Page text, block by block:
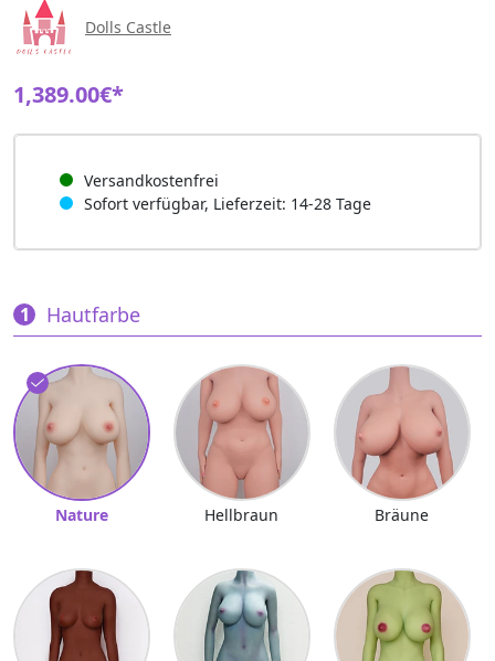
Dolls Castle
1,389.00€*
Versandkostenfrei
Sofort verfügbar, Lieferzeit: 14-28 Tage
Hautfarbe
Nature Hellbraun Bräune